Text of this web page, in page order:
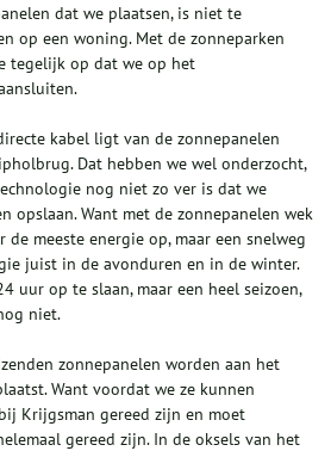
dat we plaatsen, is niet te
op een woning. Met de zonneparken
tegelijk op dat we op het
kabel ligt van de zonnepanelen
Dat hebben we wel onderzocht,
nog niet zo ver is dat we
opslaan. Want met de zonnepanelen wek
meeste energie op, maar een snelweg
juist in de avonduren en in de winter.
uur op te slaan, maar een heel seizoen,
niet.
zonnepanelen worden aan het
Want voordat we ze kunnen
Krijgsman gereed zijn en moet
gereed zijn. In de oksels van het